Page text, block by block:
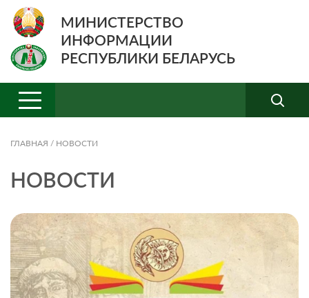
МИНИСТЕРСТВО
ИНФОРМАЦИИ
РЕСПУБЛИКИ БЕЛАРУСЬ
ГЛАВНАЯ / НОВОСТИ
НОВОСТИ